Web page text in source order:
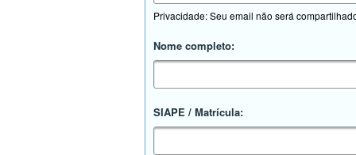
Privacidade: Seu email não será
Nome completo:
SIAPE / Matrícula: